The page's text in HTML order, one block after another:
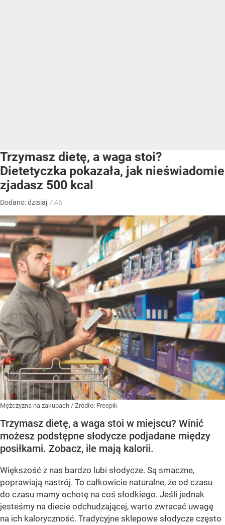
Trzymasz dietę, a waga stoi?
Dietetyczka pokazała, jak nieświadomie
zjadasz 500 kcal
Dodano:dzisiaj7:46
Mężczyzna na zakupach / Źródło: Freepik
Trzymasz dietę, a waga stoi w miejscu? Winić
możesz podstępne słodycze podjadane między
posiłkami. Zobacz, ile mają kalorii.
Większość z nas bardzo lubi słodycze. Są smaczne,
poprawiają nastrój. To całkowicie naturalne, że od czasu
do czasu mamy ochotę na coś słodkiego. Jeśli jednak
jesteśmy na diecie odchudzającej, warto zwracać uwagę
na ich kaloryczność. Tradycyjne sklepowe słodycze często